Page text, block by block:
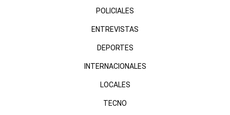
POLICIALES
ENTREVISTAS
DEPORTES
INTERNACIONALES
LOCALES
TECNO